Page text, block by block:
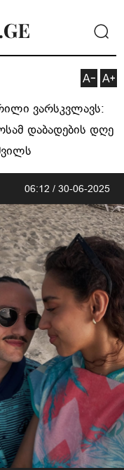
ვარსკვლავს:
დაბადების დღე
06:12 / 30-06-2025